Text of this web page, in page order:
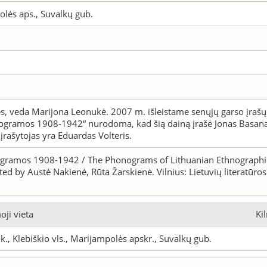
aps., Suvalkų gub.
veda Marijona Leonukė. 2007 m. išleistame senųjų garso
1908-1942“ nurodoma, kad šią dainą įrašė Jonas
yra Eduardas Volteris.
1908-1942 / The Phonograms of Lithuanian
by Austė Nakienė, Rūta Žarskienė. Vilnius: Lietuvių
vieta
Klebiškio vls., Marijampolės apskr., Suvalkų gub.